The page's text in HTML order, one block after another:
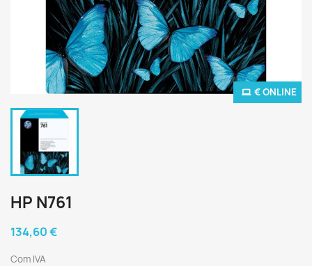
€ ONLINE
HP N761
134,60 €
Com IVA